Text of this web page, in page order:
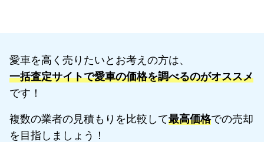
愛車を高く売りたいとお考えの方は、
一括査定サイトで愛車の価格を調べるのがオススメ
です！
複数の業者の見積もりを比較して最高価格での売却
を目指しましょう！